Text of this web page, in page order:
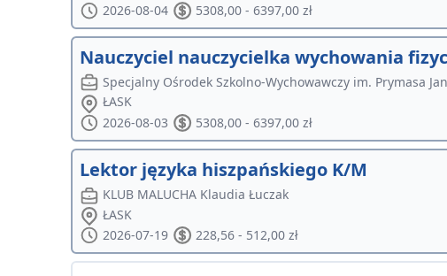
2026-08-04
5308,00 - 6397,00 zł
Nauczyciel nauczycielka wychowania
Specjalny Ośrodek Szkolno-Wychowawczy im. Prymasa
ŁASK
2026-08-03
5308,00 - 6397,00 zł
Lektor języka hiszpańskiego K/M
KLUB MALUCHA Klaudia Łuczak
ŁASK
2026-07-19
228,56 - 512,00 zł